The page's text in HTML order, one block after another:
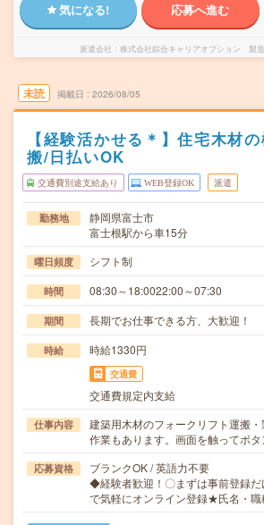
気になる! 応募へ進む
派遣会社 株式会社綜合キャリアオプション 製造
未読 掲載日 2026/08/05
【経験活かせる＊】住宅木材
搬/日払いOK
交通費別途支給あり WEB登録OK 派遣
勤務地
静岡県富士市
富士根駅から車15分
曜日頻度 シフト制
時間 08:30～18:0022:00～07:30
期間 長期でお仕事できる方、大歓迎！
時給 時給1330円
交通費
交通費規定内支給
仕事内容
建築用木材のフォークリフト運搬
作業もあります。画面を触ってボ
応募資格
ブランクOK / 英語力不要
◆経験者歓迎！〇まずは事前登録
で気軽にオンライン登録★氏名・